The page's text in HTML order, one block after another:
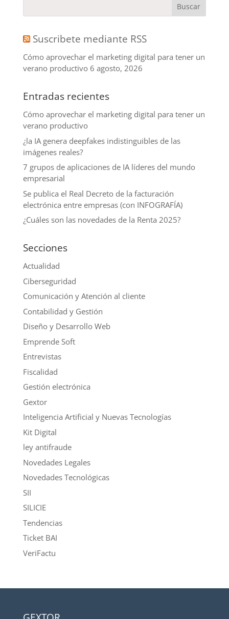
Suscribete mediante RSS
Cómo aprovechar el marketing digital para tener un
verano productivo 6 agosto, 2026
Entradas recientes
Cómo aprovechar el marketing digital para tener un
verano productivo
¿la IA genera deepfakes indistinguibles de las
imágenes reales?
7 grupos de aplicaciones de IA líderes del mundo
empresarial
Se publica el Real Decreto de la facturación
electrónica entre empresas (con INFOGRAFÍA)
¿Cuáles son las novedades de la Renta 2025?
Secciones
Actualidad
Ciberseguridad
Comunicación y Atención al cliente
Contabilidad y Gestión
Diseño y Desarrollo Web
Emprende Soft
Entrevistas
Fiscalidad
Gestión electrónica
Gextor
Inteligencia Artificial y Nuevas Tecnologías
Kit Digital
ley antifraude
Novedades Legales
Novedades Tecnológicas
SII
SILICIE
Tendencias
Ticket BAI
VeriFactu